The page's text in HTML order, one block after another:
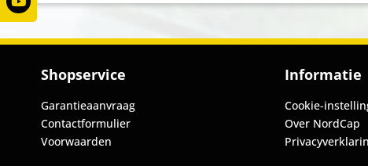
Shopservice
Garantieaanvraag
Contactformulier
Voorwaarden
Informatie
Cookie-
Over NordCap